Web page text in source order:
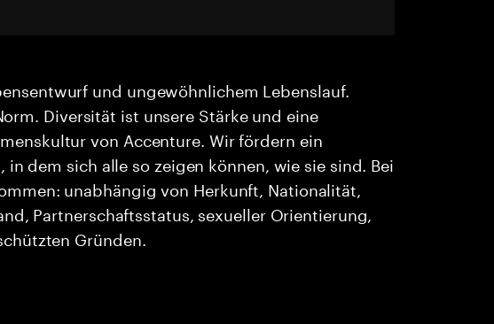
und ungewöhnlichem Lebenslauf.
Diversität ist unsere Stärke und eine
von Accenture. Wir fördern ein
dem sich alle so zeigen können, wie sie sind. Bei
unabhängig von Herkunft, Nationalität,
Partnerschaftsstatus, sexueller Orientierung,
Gründen.